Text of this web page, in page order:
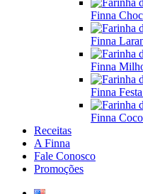
Finna
Finna
Finna
Finna
Finna
Receitas
A Finna
Fale Conosco
Promoções